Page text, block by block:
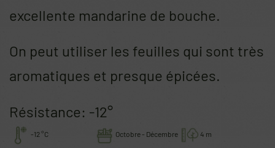
excellente mandarine de bouche.
On peut utiliser les feuilles qui sont très
aromatiques et presque épicées.
Résistance: -12°
-12 °C Octobre - Décembre 4 m